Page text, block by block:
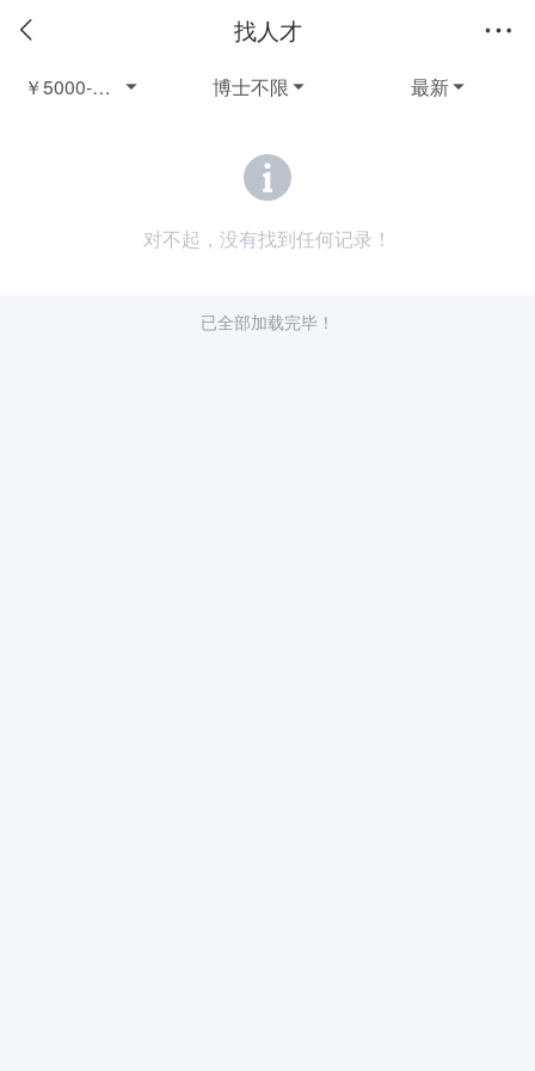
找人才

￥5000-60003年以上兼职 
博士不限 
最新
对不起，没有找到任何记录！
已全部加载完毕！